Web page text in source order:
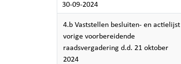
30-09-2024
4.b Vaststellen besluiten- en actielijst
vorige voorbereidende
raadsvergadering d.d. 21 oktober
2024